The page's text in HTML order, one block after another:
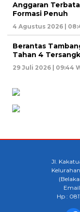
Anggaran
Formasi Penuh
4 Agustus 2026 |
Berantas
Tahan 4
29 Juli 2026 | 09:44
Jl.
Hp :